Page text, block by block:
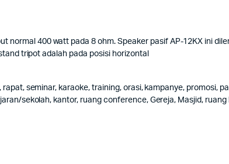
normal 400 watt pada 8 ohm. Speaker pasif AP-12KX ini
tripot adalah pada posisi horizontal
seminar, karaoke, training, orasi, kampanye, promosi,
sekolah, kantor, ruang conference, Gereja, Masjid, ruang